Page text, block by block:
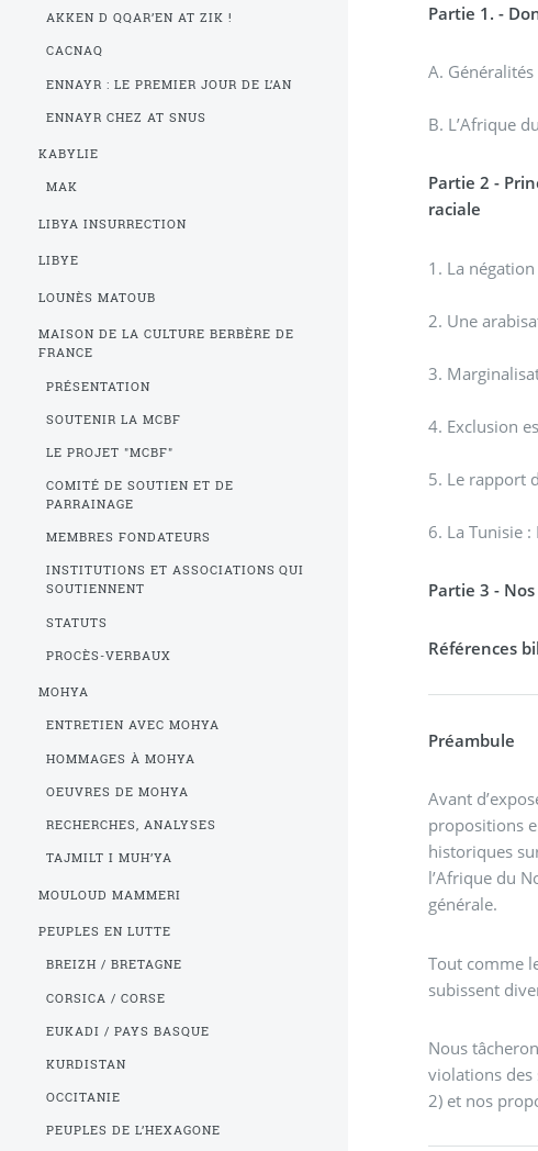
Partie 1. -
A. Généralités
B. L’Afrique
Partie 2 -
raciale
1. La
2. Une
4. Exclusion
5. Le rapport
6. La Tunisie
Partie 3 -
Références
Préambule
Avant
propositions
historiques
l’Afrique du
générale.
Tout comme
subissent
Nous
violations des
2) et nos
AKKEN D QQAR’EN AT ZIK !
CACNAQ
ENNAYR : LE PREMIER JOUR DE L’AN
ENNAYR CHEZ AT SNUS
KABYLIE
MAK
LIBYA INSURRECTION
LIBYE
LOUNÈS MATOUB
MAISON DE LA CULTURE BERBÈRE DE
FRANCE
PRÉSENTATION
SOUTENIR LA MCBF
LE PROJET "MCBF"
COMITÉ DE SOUTIEN ET DE
PARRAINAGE
MEMBRES FONDATEURS
INSTITUTIONS ET ASSOCIATIONS QUI
SOUTIENNENT
STATUTS
PROCÈS-VERBAUX
MOHYA
ENTRETIEN AVEC MOHYA
HOMMAGES À MOHYA
OEUVRES DE MOHYA
RECHERCHES, ANALYSES
TAJMILT I MUH’YA
MOULOUD MAMMERI
PEUPLES EN LUTTE
BREIZH / BRETAGNE
CORSICA / CORSE
EUKADI / PAYS BASQUE
KURDISTAN
OCCITANIE
PEUPLES DE L’HEXAGONE